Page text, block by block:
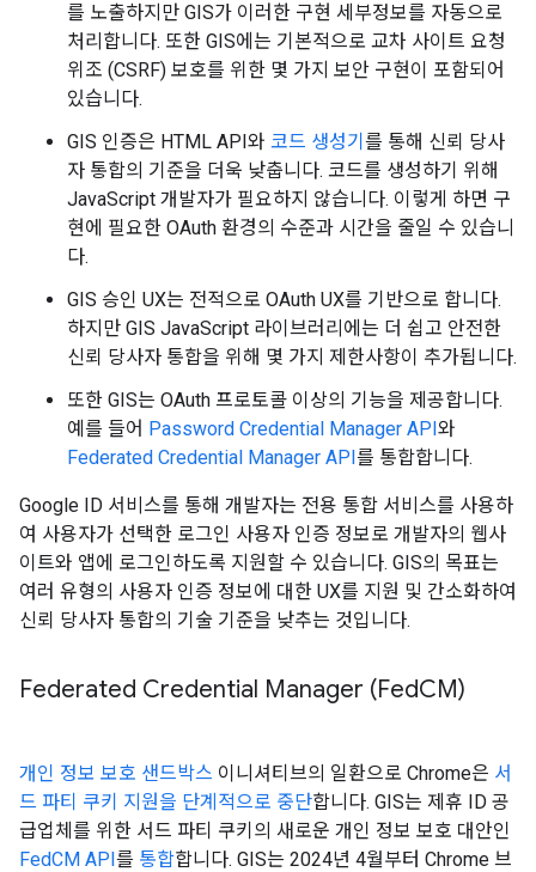
를 노출하지만 GIS가 이러한 구현 세부정보를 자동으로
처리합니다. 또한 GIS에는 기본적으로 교차 사이트 요청
위조 (CSRF) 보호를 위한 몇 가지 보안 구현이 포함되어
있습니다.
GIS 인증은 HTML API와 코드 생성기 를 통해 신뢰 당사
자 통합의 기준을 더욱 낮춥니다. 코드를 생성하기 위해
JavaScript 개발자가 필요하지 않습니다. 이렇게 하면 구
현에 필요한 OAuth 환경의 수준과 시간을 줄일 수 있습니
다.
GIS 승인 UX는 전적으로 OAuth UX를 기반으로 합니다.
하지만 GIS JavaScript 라이브러리에는 더 쉽고 안전한
신뢰 당사자 통합을 위해 몇 가지 제한사항이 추가됩니다.
또한 GIS는 OAuth 프로토콜 이상의 기능을 제공합니다.
예를 들어 Password Credential Manager API와
Federated Credential Manager API를 통합합니다.
Google ID 서비스를 통해 개발자는 전용 통합 서비스를 사용하
여 사용자가 선택한 로그인 사용자 인증 정보로 개발자의 웹사
이트와 앱에 로그인하도록 지원할 수 있습니다. GIS의 목표는
여러 유형의 사용자 인증 정보에 대한 UX를 지원 및 간소화하여
신뢰 당사자 통합의 기술 기준을 낮추는 것입니다.
Federated Credential Manager (FedCM)
개인 정보 보호 샌드박스 이니셔티브의 일환으로 Chrome은 서
드 파티 쿠키 지원을 단계적으로 중단합니다. GIS는 제휴 ID 공
급업체를 위한 서드 파티 쿠키의 새로운 개인 정보 보호 대안인
FedCM API를 통합합니다. GIS는 2024년 4월부터 Chrome 브